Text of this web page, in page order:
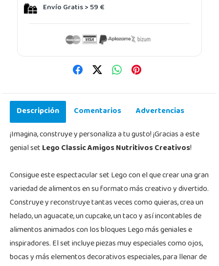
Envío Gratis > 59 €
Descripción Comentarios
Advertencias
¡Imagina, construye y personaliza a tu gusto! ¡Gracias a este
genial setLego Classic Amigos Nutritivos Creativos!
Consigue este espectacular set Lego con el que crear una gran
variedad de alimentos en su formato más creativo y divertido.
Construye y reconstruye tantas veces como quieras, crea un
helado, un aguacate, un cupcake, un taco y así incontables de
alimentos animados con los bloques Lego más geniales e
inspiradores. El set incluye piezas muy especiales como ojos,
bocas y más elementos decorativos especiales, para llenar de